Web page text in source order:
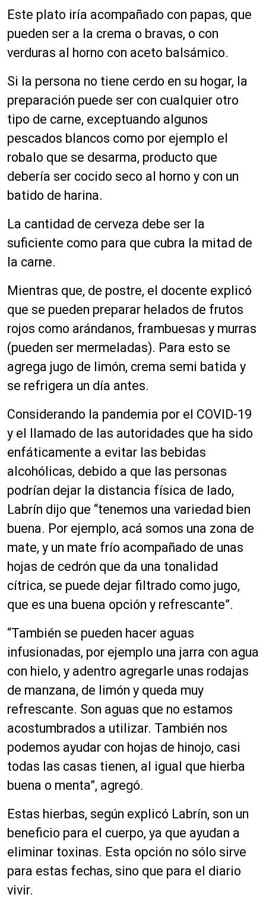
Este plato iría acompañado con papas, que
pueden ser a la crema o bravas, o con
verduras al horno con aceto balsámico.
Si la persona no tiene cerdo en su hogar, la
preparación puede ser con cualquier otro
tipo de carne, exceptuando algunos
pescados blancos como por ejemplo el
robalo que se desarma, producto que
debería ser cocido seco al horno y con un
batido de harina.
La cantidad de cerveza debe ser la
suficiente como para que cubra la mitad de
la carne.
Mientras que, de postre, el docente explicó
que se pueden preparar helados de frutos
rojos como arándanos, frambuesas y murras
(pueden ser mermeladas). Para esto se
agrega jugo de limón, crema semi batida y
se refrigera un día antes.
Considerando la pandemia por el COVID-19
y el llamado de las autoridades que ha sido
enfáticamente a evitar las bebidas
alcohólicas, debido a que las personas
podrían dejar la distancia física de lado,
Labrín dijo que “tenemos una variedad bien
buena. Por ejemplo, acá somos una zona de
mate, y un mate frío acompañado de unas
hojas de cedrón que da una tonalidad
cítrica, se puede dejar filtrado como jugo,
que es una buena opción y refrescante”.
“También se pueden hacer aguas
infusionadas, por ejemplo una jarra con agua
con hielo, y adentro agregarle unas rodajas
de manzana, de limón y queda muy
refrescante. Son aguas que no estamos
acostumbrados a utilizar. También nos
podemos ayudar con hojas de hinojo, casi
todas las casas tienen, al igual que hierba
buena o menta”, agregó.
Estas hierbas, según explicó Labrín, son un
beneficio para el cuerpo, ya que ayudan a
eliminar toxinas. Esta opción no sólo sirve
para estas fechas, sino que para el diario
vivir.